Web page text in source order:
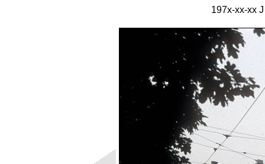
197x-xx-xx